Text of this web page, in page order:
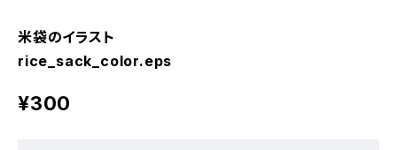
米袋のイラスト
rice_sack_color.eps
¥300